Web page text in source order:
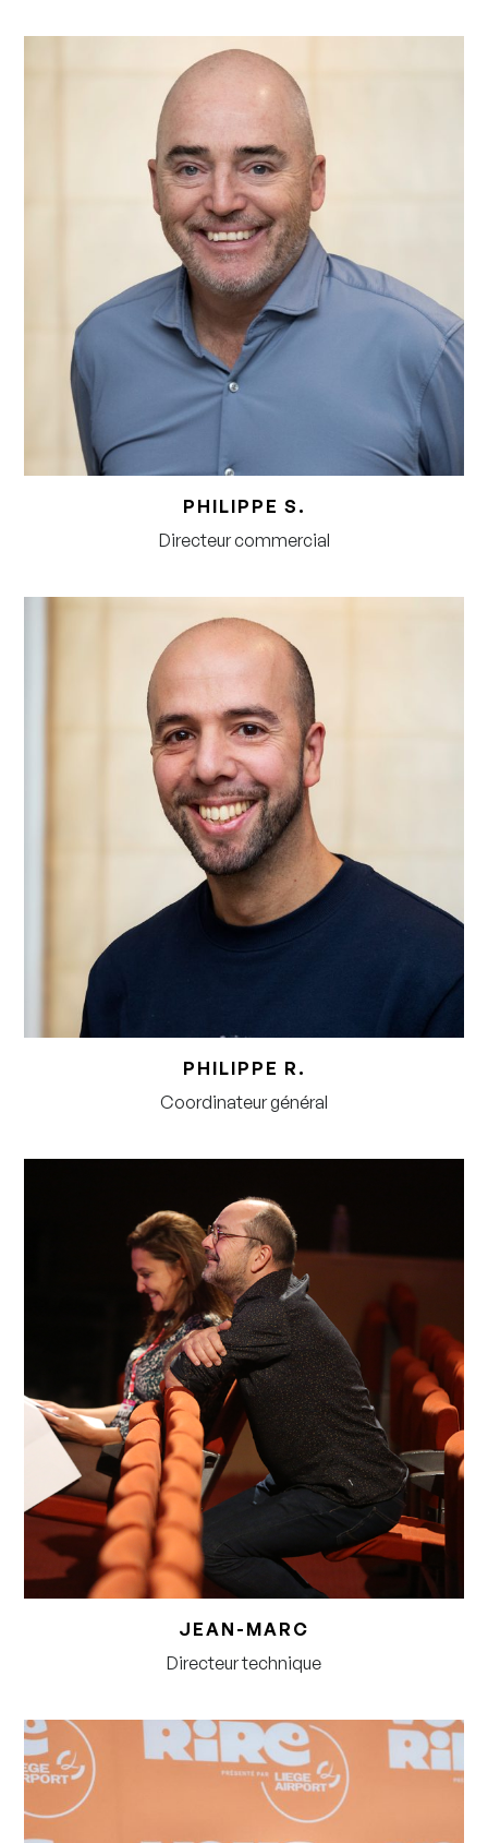
PHILIPPE S.
Directeur commercial
PHILIPPE R.
Coordinateur général
JEAN-MARC
Directeur technique